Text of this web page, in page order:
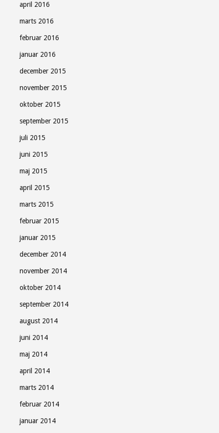
april 2016
marts 2016
februar 2016
januar 2016
december 2015
november 2015
oktober 2015
september 2015
juli 2015
juni 2015
maj 2015
april 2015
marts 2015
februar 2015
januar 2015
december 2014
november 2014
oktober 2014
september 2014
august 2014
juni 2014
maj 2014
april 2014
marts 2014
februar 2014
januar 2014